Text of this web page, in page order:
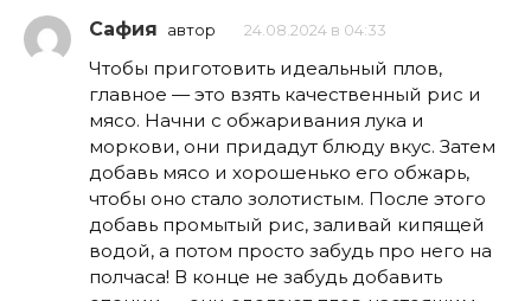
Сафия автор 24.08.2024 в 04:33
Чтобы приготовить идеальный плов,
главное — это взять качественный рис и
мясо. Начни с обжаривания лука и
моркови, они придадут блюду вкус. Затем
добавь мясо и хорошенько его обжарь,
чтобы оно стало золотистым. После этого
добавь промытый рис, заливай кипящей
водой, а потом просто забудь про него на
полчаса! В конце не забудь добавить